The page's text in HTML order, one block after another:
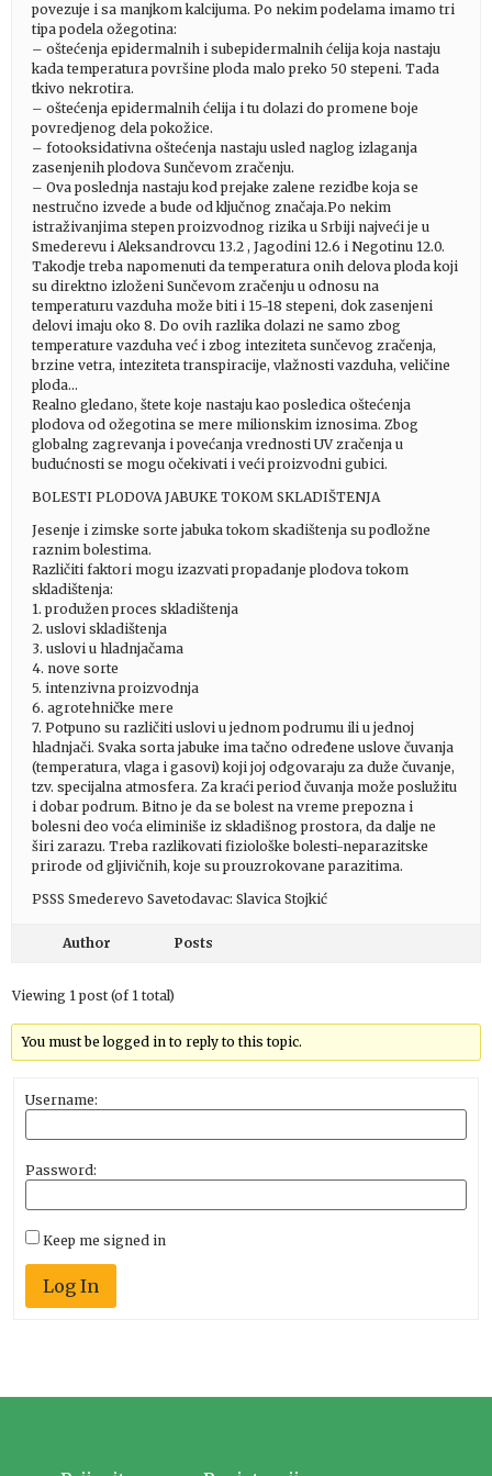
povezuje i sa manjkom kalcijuma. Po nekim podelama imamo tri
tipa podela ožegotina:
– oštećenja epidermalnih i subepidermalnih ćelija koja nastaju
kada temperatura površine ploda malo preko 50 stepeni. Tada
tkivo nekrotira.
– oštećenja epidermalnih ćelija i tu dolazi do promene boje
povredjenog dela pokožice.
– fotooksidativna oštećenja nastaju usled naglog izlaganja
zasenjenih plodova Sunčevom zračenju.
– Ova poslednja nastaju kod prejake zalene rezidbe koja se
nestručno izvede a bude od ključnog značaja.Po nekim
istraživanjima stepen proizvodnog rizika u Srbiji najveći je u
Smederevu i Aleksandrovcu 13.2 , Jagodini 12.6 i Negotinu 12.0.
Takodje treba napomenuti da temperatura onih delova ploda koji
su direktno izloženi Sunčevom zračenju u odnosu na
temperaturu vazduha može biti i 15-18 stepeni, dok zasenjeni
delovi imaju oko 8. Do ovih razlika dolazi ne samo zbog
temperature vazduha već i zbog inteziteta sunčevog zračenja,
brzine vetra, inteziteta transpiracije, vlažnosti vazduha, veličine
ploda…
Realno gledano, štete koje nastaju kao posledica oštećenja
plodova od ožegotina se mere milionskim iznosima. Zbog
globalng zagrevanja i povećanja vrednosti UV zračenja u
budućnosti se mogu očekivati i veći proizvodni gubici.
BOLESTI PLODOVA JABUKE TOKOM SKLADIŠTENJA
Jesenje i zimske sorte jabuka tokom skadištenja su podložne
raznim bolestima.
Različiti faktori mogu izazvati propadanje plodova tokom
skladištenja:
1. produžen proces skladištenja
2. uslovi skladištenja
3. uslovi u hladnjačama
4. nove sorte
5. intenzivna proizvodnja
6. agrotehničke mere
7. Potpuno su različiti uslovi u jednom podrumu ili u jednoj
hladnjači. Svaka sorta jabuke ima tačno određene uslove čuvanja
(temperatura, vlaga i gasovi) koji joj odgovaraju za duže čuvanje,
tzv. specijalna atmosfera. Za kraći period čuvanja može poslužitu
i dobar podrum. Bitno je da se bolest na vreme prepozna i
bolesni deo voća eliminiše iz skladišnog prostora, da dalje ne
širi zarazu. Treba razlikovati fiziološke bolesti-neparazitske
prirode od gljivičnih, koje su prouzrokovane parazitima.
PSSS Smederevo Savetodavac: Slavica Stojkić
Author Posts
Viewing 1 post (of 1 total)
You must be logged in to reply to this topic.
Username:
Password:
Keep me signed in
Log In